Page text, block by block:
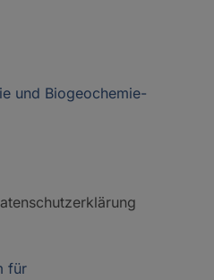
und Biogeochemie-
für